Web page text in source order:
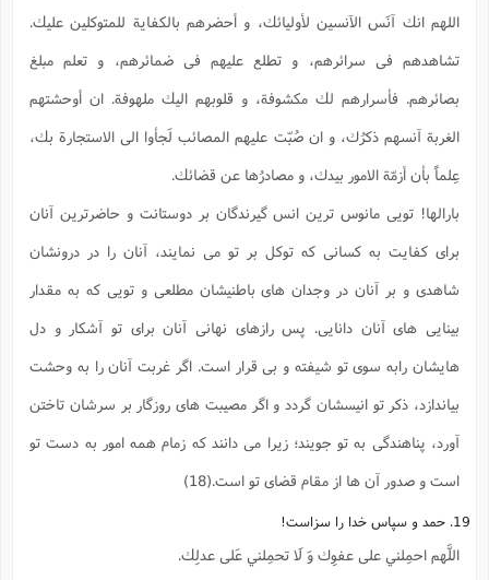
اللهم انك آنَس الآنسين لأوليائك، و أحضرهم بالكفاية للمتوكلين عليك.
تشاهدهم فى سرائرهم، و تطلع عليهم فى ضمائرهم، و تعلم مبلغ
بصائرهم. فأسرارهم لك مكشوفة، و قلوبهم اليك ملهوفة. ان أوحشتهم
الغربة آنسهم ذكرُك، و ان صُبّت عليهم المصائب لَجأوا الى الاستجارة بك،
عِلماً بأن أزمّة الامور بيدك، و مصادرُها عن قضائك.
بارالها! تويى مانوس ترين انس گيرندگان بر دوستانت و حاضرترين آنان
براى كفايت به كسانى كه توكل بر تو مى نمايند، آنان را در درونشان
شاهدى و بر آنان در وجدان هاى باطنيشان مطلعى و تويى كه به مقدار
بينايى هاى آنان دانايى. پس رازهاى نهانى آنان براى تو آشكار و دل
هايشان رابه سوى تو شيفته و بى قرار است. اگر غربت آنان را به وحشت
بياندازد، ذكر تو انيسشان گردد و اگر مصيبت هاى روزگار بر سرشان تاختن
آورد، پناهندگى به تو جويند؛ زيرا مى دانند كه زمام همه امور به دست تو
است و صدور آن ها از مقام قضاى تو است.(18)
19. حمد و سپاس خدا را سزاست!
اللَّهم احمِلني على عفوِك وَ لَا تحمِلني عَلى عدلِك‌.